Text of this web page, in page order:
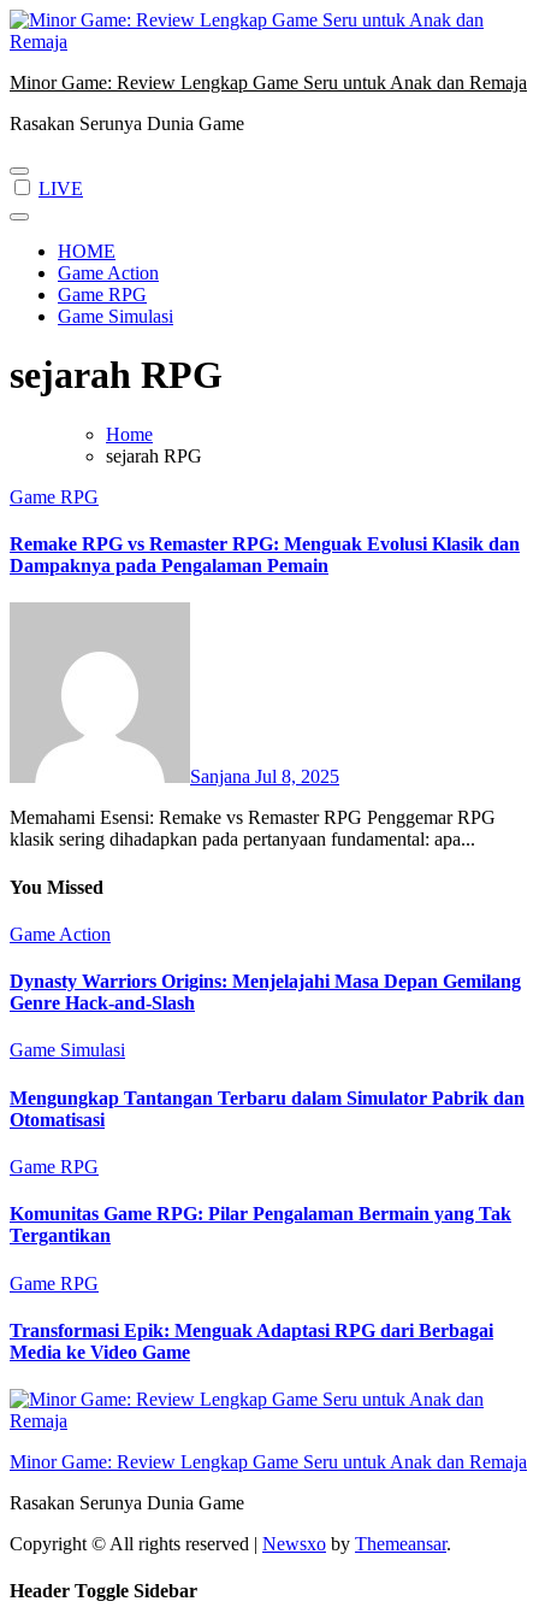
Skip
to
Minor Game: Review Lengkap Game Seru untuk Anak dan Remaja
Rasakan Serunya Dunia Game
LIVE
HOME
Game Action
Game RPG
Game Simulasi
sejarah RPG
Home
sejarah RPG
Game RPG
Remake RPG vs Remaster RPG: Menguak Evolusi Klasik dan
Dampaknya pada Pengalaman Pemain
Sanjana Jul 8, 2025
Memahami Esensi: Remake vs Remaster RPG Penggemar RPG
klasik sering dihadapkan pada pertanyaan fundamental: apa...
You Missed
Game Action
Dynasty Warriors Origins: Menjelajahi Masa Depan Gemilang
Genre Hack-and-Slash
Game Simulasi
Mengungkap Tantangan Terbaru dalam Simulator Pabrik dan
Otomatisasi
Game RPG
Komunitas Game RPG: Pilar Pengalaman Bermain yang Tak
Tergantikan
Game RPG
Transformasi Epik: Menguak Adaptasi RPG dari Berbagai
Media ke Video Game
Minor Game: Review Lengkap Game Seru untuk Anak dan Remaja
Rasakan Serunya Dunia Game
Copyright © All rights reserved | Newsxo by Themeansar.
Header Toggle Sidebar